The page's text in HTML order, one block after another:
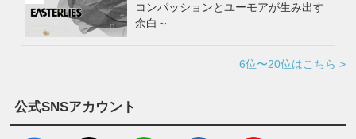
コンパッションとユーモアが生み出す
余白～
6位〜20位はこちら >
公式SNSアカウント